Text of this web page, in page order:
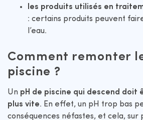
les produits utilisés en
: certains produits peuvent
l’eau.
Comment remonter
piscine ?
Un pH de piscine qui descend doit
plus vite. En effet, un pH trop bas
conséquences néfastes, et cela, sur